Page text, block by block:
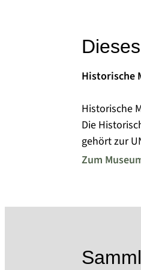
Historische
Historische
Die
gehört zur
Nutzung
Zum